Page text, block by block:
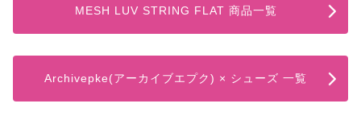
MESH LUV STRING FLAT 商品一覧
Archivepke(アーカイブエプク) × シューズ 一覧